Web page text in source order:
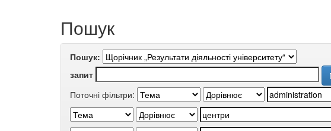
Пошук
Пошук:
запит
Поточні фільтри: